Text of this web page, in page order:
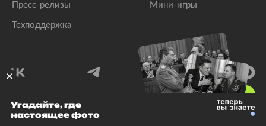
Пресс-релизы
Техподдержка
Мини-игры
© 1999–2026 Все права защищены.
Угадайте, где
настоящее фото